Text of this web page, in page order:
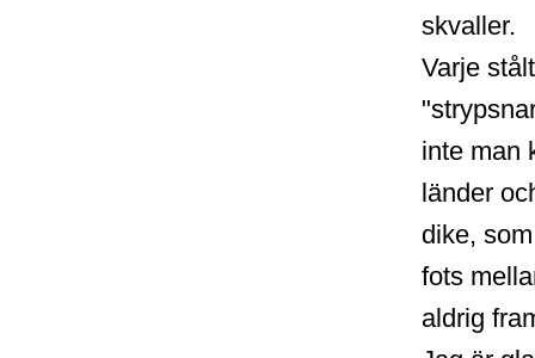
skvaller.
Varje
inte man
länder
dike,
fots
aldrig